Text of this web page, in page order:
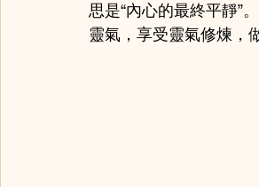
思是“內心的最終平靜”
靈氣，享受靈氣修煉，